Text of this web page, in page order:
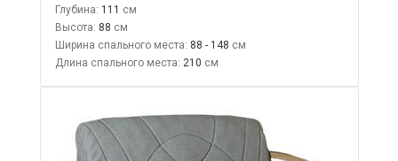
Глубина: 111
Высота: 88
Ширина спального места: 88 - 148
Длина спального места: 210